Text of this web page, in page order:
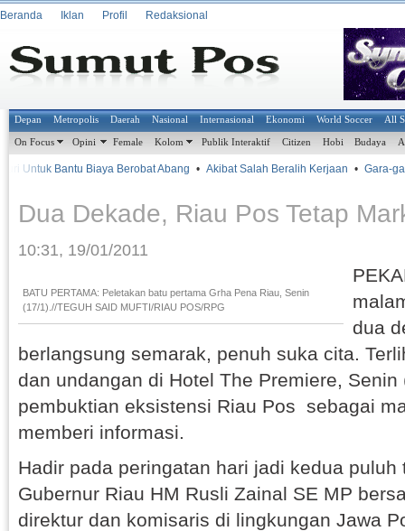
Beranda Iklan Profil Redaksional
Depan Metropolis Daerah Nasional Internasional Ekonomi World Soccer All
On Focus Opini Female Kolom Publik Interaktif Citizen Hobi Budaya
Untuk Bantu Biaya Berobat Abang • Akibat Salah Beralih Kerjaan • Gara-
Dua Dekade, Riau Pos Tetap
10:31, 19/01/2011
BATU PERTAMA: Peletakan batu pertama Grha Pena Riau, Senin
(17/1).//TEGUH SAID MUFTI/RIAU POS/RPG
dua
berlangsung semarak, penuh suka cita.
dan undangan di Hotel The Premiere, Senin
pembuktian eksistensi Riau Pos sebagai
memberi informasi.
Hadir pada peringatan hari jadi kedua puluh
Gubernur Riau HM Rusli Zainal SE MP
direktur dan komisaris di lingkungan Jawa